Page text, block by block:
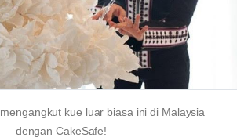
mengangkut kue luar biasa ini di Malaysia
dengan CakeSafe!